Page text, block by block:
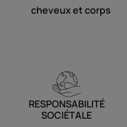
cheveux et corps
RESPONSABILITÉ
SOCIÉTALE